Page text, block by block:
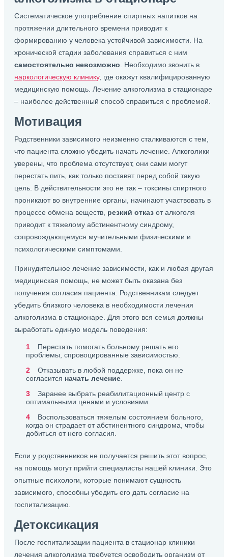
Систематическое употребление спиртных напитков на
протяжении длительного времени приводит к
формированию у человека устойчивой зависимости. На
хронической стадии заболевания справиться с ним
самостоятельно невозможно . Необходимо звонить в
наркологическую клинику, где окажут квалифицированную
медицинскую помощь. Лечение алкоголизма в стационаре
– наиболее действенный способ справиться с проблемой.
Мотивация
Родственники зависимого неизменно сталкиваются с тем,
что пациента сложно убедить начать лечение. Алкоголики
уверены, что проблема отсутствует, они сами могут
перестать пить, как только поставят перед собой такую
цель. В действительности это не так – токсины спиртного
проникают во внутренние органы, начинают участвовать в
процессе обмена веществ, резкий отказ от алкоголя
приводит к тяжелому абстинентному синдрому,
сопровождающемуся мучительными физическими и
психологическими симптомами.
Принудительное лечение зависимости, как и любая другая
медицинская помощь, не может быть оказана без
получения согласия пациента. Родственникам следует
убедить близкого человека в необходимости лечения
алкоголизма в стационаре. Для этого вся семья должны
выработать единую модель поведения:
Перестать помогать больному решать его
проблемы, спровоцированные зависимостью.
Отказывать в любой поддержке, пока он не
согласится начать лечение
Заранее выбрать реабилитационный центр с
оптимальными ценами и условиями.
Воспользоваться тяжелым состоянием больного,
когда он страдает от абстинентного синдрома, чтобы
добиться от него согласия.
Если у родственников не получается решить этот вопрос,
на помощь могут прийти специалисты нашей клиники. Это
опытные психологи, которые понимают сущность
зависимого, способны убедить его дать согласие на
госпитализацию.
Детоксикация
После госпитализации пациента в стационар клиники
лечения алкоголизма требуется освободить организм от